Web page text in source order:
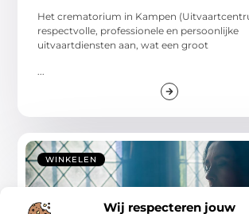
Wij respecteren jouw
Het crematorium in Kampen
respectvolle, professionele en persoonlijke
uitvaartdiensten aan, wat een groot
WINKELEN